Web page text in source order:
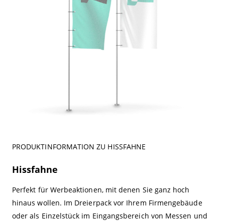
PRODUKTINFORMATION ZU HISSFAHNE
Hissfahne
Perfekt für Werbeaktionen, mit denen Sie ganz hoch
hinaus wollen. Im Dreierpack vor Ihrem Firmengebäude
oder als Einzelstück im Eingangsbereich von Messen und